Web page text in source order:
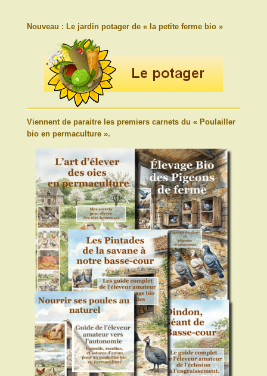
Nouveau : Le jardin potager de « la petite ferme bio »
Viennent de paraitre les premiers carnets du « Poulailler
bio en permaculture ».